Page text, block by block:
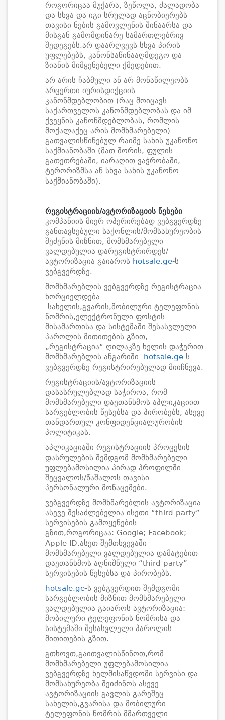
როგორიცაა მუქარა, ზეწოლა, ძალადობა
და სხვა და იგი სრულად აცნობიერებს
თავისი ნების გამოვლენის შინაარსა და
მისგან გამომდინარე სამართლებრივ
შედეგებს.არ დაარღვევს სხვა პირის
უფლებებს, კანონსაწინააღმდეგო და
ზიანის მიმყენებელი ქმედებით.
არ არის ჩაბმული ან არ მონაწილეობს
არცერთი იურისდიქციის
კანონმდებლობით (რაც მოიცავს
საქართველოს კანონმდებლობას და იმ
ქვეყნის კანონმდებლობას, რომლის
მოქალაქეც არის მომხმარებელი)
გათვალისწინებულ რაიმე სახის უკანონო
საქმიანობაში (მათ შორის, ფულის
გათეთრებაში, იარაღით ვაჭრობაში,
ტერორიზმსა ან სხვა სახის უკანონო
საქმიანობაში).
რეგისტრაციის/ავტორიზაციის წესები
კომპანიის მიერ ოპერირებად ვებგვერდზე
განთავსებული საქონლის/მომსახურეობის
შეძენის მიზნით, მომხმარებელი
ვალდებულია დარეგისტრირდეს/
ავტორიზაცია გაიაროს hotsale.ge-ს
ვებგვერდზე.
მომხმარებლის ვებგვერდზე რეგისტრაცია
ხორციელდება
სახელის,გვარის,მობილური ტელეფონის
ნომრის,ელექტრონული ფოსტის
მისამართისა და სისტემაში შესასვლელი
პაროლის მითითების გზით,
„რეგისტრაცია“ ღილაკზე ხელის დაჭერით
მომხმარებლის ანგარიში hotsale.ge-ს
ვებგვერდზე რეგისტრირებულად მიიჩნევა.
რეგისტრაციის/ავტორიზაციის
დასასრულებლად საჭიროა, რომ
მომხმარებელი დაეთანხმოს აპლიკაციით
სარგებლობის წესებსა და პირობებს, ასევე
თანდართულ კონფიდენციალურობის
პოლიტიკას.
აპლიკაციაში რეგისტრაციის პროცესის
დასრულების შემდგომ მომხმარებელი
უფლებამოსილია პირად პროფილში
შეცვალოს/წაშალოს თავისი
პერსონალური მონაცემები.
ვებგვერდზე მომხმარებლის ავტორიზაცია
ასევე შესაძლებელია ისეთი “third party”
სერვისების გამოყენების
გზით,როგორიცაა: Google; Facebook;
Apple ID.ასეთ შემთხვევაში
მომხმარებელი ვალდებულია დამატებით
დაეთანხმოს აღნიშნული “third party”
სერვისების წესებსა და პირობებს.
hotsale.ge-ს ვებგვერდით შემდგომი
სარგებლობის მიზნით მომხმარებელი
ვალდებულია გაიაროს ავტორიზაცია:
მობილური ტელეფონის ნომრისა და
სისტემაში შესასვლელი პაროლის
მითითების გზით.
გთხოვთ,გაითვალისწინოთ,რომ
მომხმარებელი უფლებამოსილია
ვებგვერდზე ხელმისაწვდომი სერვისი და
მომსახურეობა შეიძინოს ასევე
ავტორიზაციის გავლის გარეშეც
სახელის,გვარისა და მობილური
ტელეფონის ნომრის მმართველი